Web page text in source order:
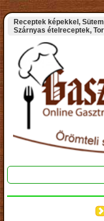
Receptek képekkel,
Szárnyas ételreceptek,